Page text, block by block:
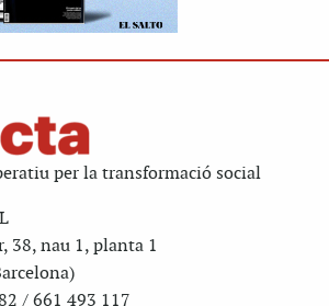
per la transformació social
38, nau 1, planta 1
/ 661 493 117